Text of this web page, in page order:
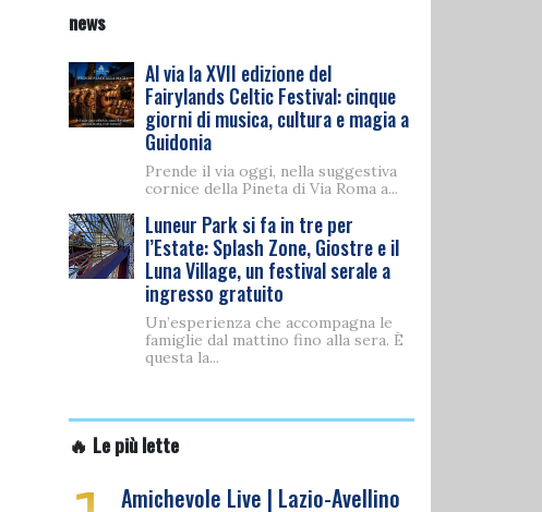
news
Al via la XVII edizione del
Fairylands Celtic Festival: cinque
giorni di musica, cultura e magia a
Guidonia
Prende il via oggi, nella suggestiva
cornice della Pineta di Via Roma a...
Luneur Park si fa in tre per
l’Estate: Splash Zone, Giostre e il
Luna Village, un festival serale a
ingresso gratuito
Un’esperienza che accompagna le
famiglie dal mattino fino alla sera. È
questa la...
🔥 Le più lette
Amichevole Live | Lazio-Avellino